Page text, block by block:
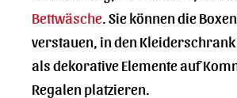
Bettwäsche. Sie können die
verstauen, in den
als dekorative Elemente auf
Regalen platzieren.